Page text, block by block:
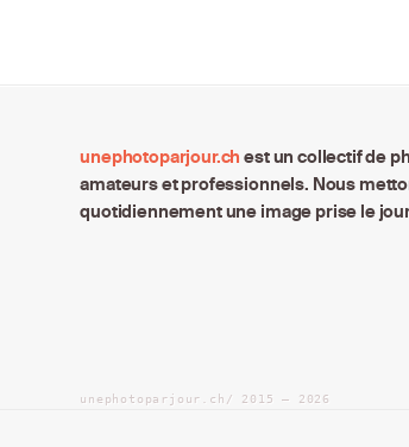
unephotoparjour.ch est un collectif de
amateurs et professionnels. Nous
quotidiennement une image prise le
unephotoparjour.ch/ 2015 – 2026